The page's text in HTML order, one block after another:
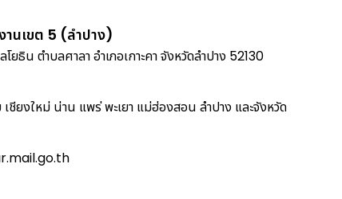
านเขต 5 (ลำปาง)
ธิน ตำบลศาลา อำเภอเกาะคา จังหวัดลำปาง 52130
เชียงใหม่ น่าน แพร่ พะเยา แม่ฮ่องสอน ลำปาง และจังหวัด